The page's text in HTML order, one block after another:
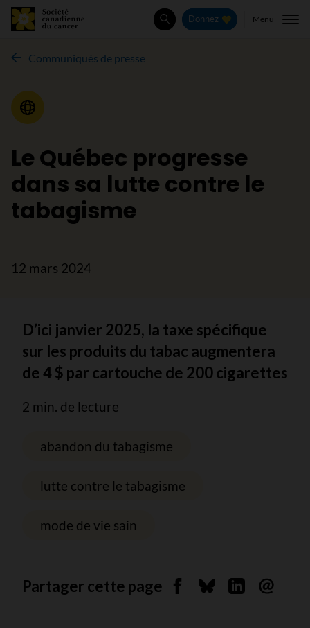
Rechercher
Donnez Menu
Communiqués de presse
Communiqué de presse
Le Québec progresse
dans sa lutte contre le
tabagisme
12 mars 2024
D’ici janvier 2025, la taxe spécifique
sur les produits du tabac augmentera
de 4 $ par cartouche de 200 cigarettes
2 min. de lecture
abandon du tabagisme
lutte contre le tabagisme
mode de vie sain
Partager cette page Partager sur Facebook
Partager sur
Partager sur